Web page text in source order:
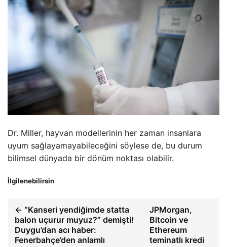
Dr. Miller, hayvan modellerinin her zaman insanlara
uyum sağlayamayabileceğini söylese de, bu durum
bilimsel dünyada bir dönüm noktası olabilir.
İlgilenebilirsin
← “Kanseri yendiğimde statta
balon uçurur muyuz?” demişti!
Duygu’dan acı haber:
Fenerbahçe’den anlamlı
JPMorgan,
Bitcoin ve
Ethereum
teminatlı kredi